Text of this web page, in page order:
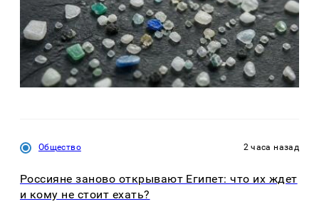
Общество 2 часа назад
Россияне заново открывают Египет: что их ждет
и кому не стоит ехать?